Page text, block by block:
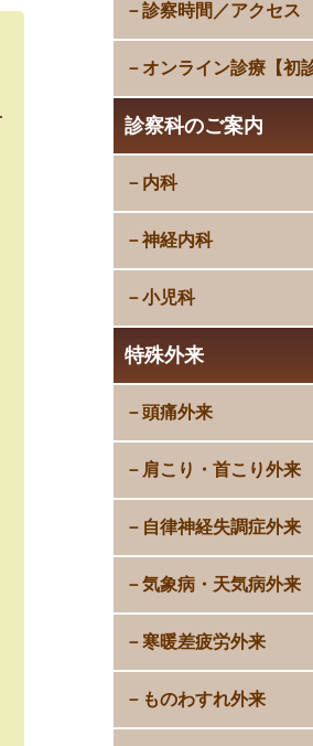
診察時間／アクセス
オンライン診療【初
診察科のご案内
内科
神経内科
小児科
特殊外来
頭痛外来
肩こり・首こり外来
自律神経失調症外来
気象病・天気病外来
寒暖差疲労外来
ものわすれ外来